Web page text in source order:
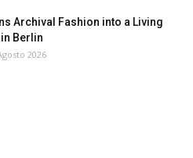
Archival Fashion into a Living
Berlin
2026